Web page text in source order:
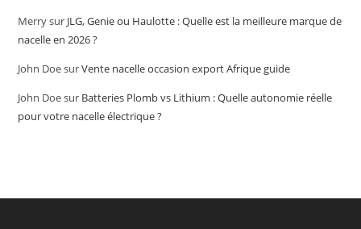
Merrysur JLG, Genie ou Haulotte : Quelle est la meilleure marque de
nacelle en 2026 ?
John DoesurVente nacelle occasion export Afrique guide
John Doesur Batteries Plomb vs Lithium : Quelle autonomie réelle
pour votre nacelle électrique ?